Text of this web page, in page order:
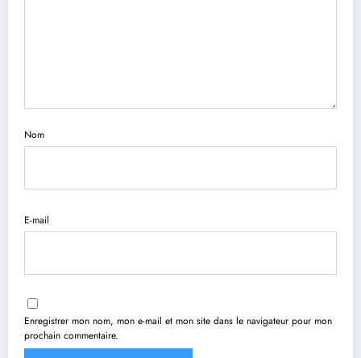
Nom
E-mail
Enregistrer mon nom, mon e-mail et mon site dans le navigateur pour mon
prochain commentaire.